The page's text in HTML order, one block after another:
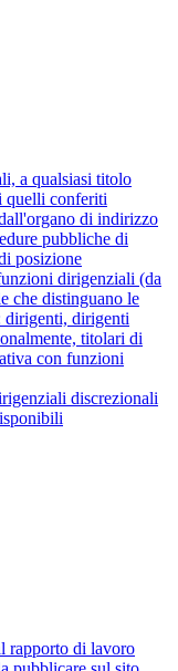
a qualsiasi titolo
quelli conferiti
di indirizzo
pubbliche di
posizione
dirigenziali (da
che distinguano le
dirigenti, dirigenti
titolari di
con funzioni
discrezionali
rapporto di lavoro